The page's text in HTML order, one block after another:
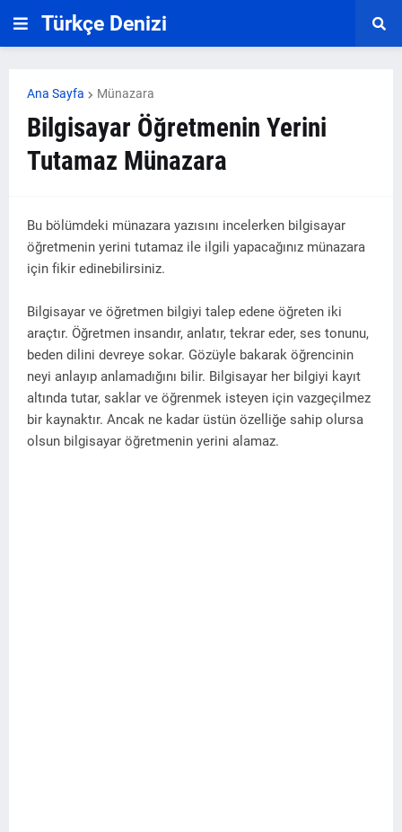
Türkçe Denizi
Ana Sayfa Münazara
Bilgisayar Öğretmenin Yerini
Tutamaz Münazara
Bu bölümdeki münazara yazısını incelerken bilgisayar
öğretmenin yerini tutamaz ile ilgili yapacağınız münazara
için fikir edinebilirsiniz.
Bilgisayar ve öğretmen bilgiyi talep edene öğreten iki
araçtır. Öğretmen insandır, anlatır, tekrar eder, ses tonunu,
beden dilini devreye sokar. Gözüyle bakarak öğrencinin
neyi anlayıp anlamadığını bilir. Bilgisayar her bilgiyi kayıt
altında tutar, saklar ve öğrenmek isteyen için vazgeçilmez
bir kaynaktır. Ancak ne kadar üstün özelliğe sahip olursa
olsun bilgisayar öğretmenin yerini alamaz.